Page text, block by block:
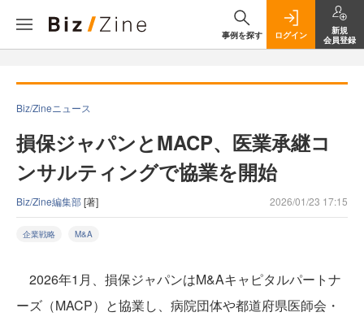
事例を探す ログイン
新規
会員登録
Biz/Zineニュース
損保ジャパンとMACP、医業承継コ
ンサルティングで協業を開始
Biz/Zine編集部[著] 2026/01/23 17:15
企業戦略 M&A
2026年1月、損保ジャパンはM&Aキャピタルパートナ
ーズ（MACP）と協業し、病院団体や都道府県医師会・